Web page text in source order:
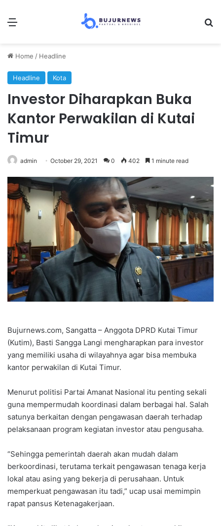
Menu
Home / Headline
Headline Kota
Investor Diharapkan Buka
Kantor Perwakilan di Kutai
Timur
admin October 29, 2021 0 402 1 minute read
Bujurnews.com, Sangatta – Anggota DPRD Kutai Timur
(Kutim), Basti Sangga Langi mengharapkan para investor
yang memiliki usaha di wilayahnya agar bisa membuka
kantor perwakilan di Kutai Timur.
Menurut politisi Partai Amanat Nasional itu penting sekali
guna mempermudah koordinasi dalam berbagai hal. Salah
satunya berkaitan dengan pengawasan daerah terhadap
pelaksanaan program kegiatan investor atau pengusaha.
“Sehingga pemerintah daerah akan mudah dalam
berkoordinasi, terutama terkait pengawasan tenaga kerja
lokal atau asing yang bekerja di perusahaan. Untuk
memperkuat pengawasan itu tadi,” ucap usai memimpin
rapat pansus Ketenagakerjaan.